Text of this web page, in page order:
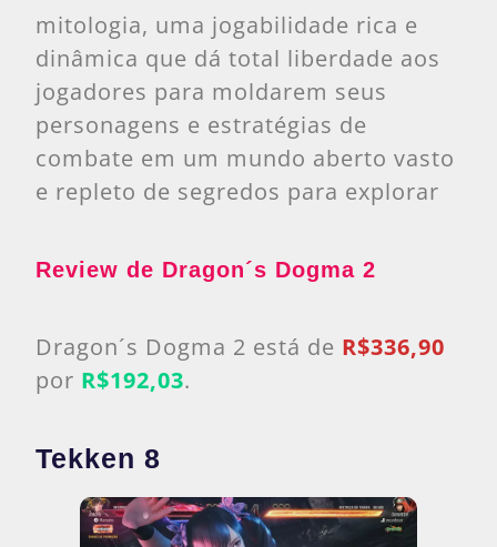
mitologia, uma jogabilidade rica e
dinâmica que dá total liberdade aos
jogadores para moldarem seus
personagens e estratégias de
combate em um mundo aberto vasto
e repleto de segredos para explorar
Review de Dragon´s Dogma 2
Dragon´s Dogma 2 está de R$336,90
por R$192,03.
Tekken 8